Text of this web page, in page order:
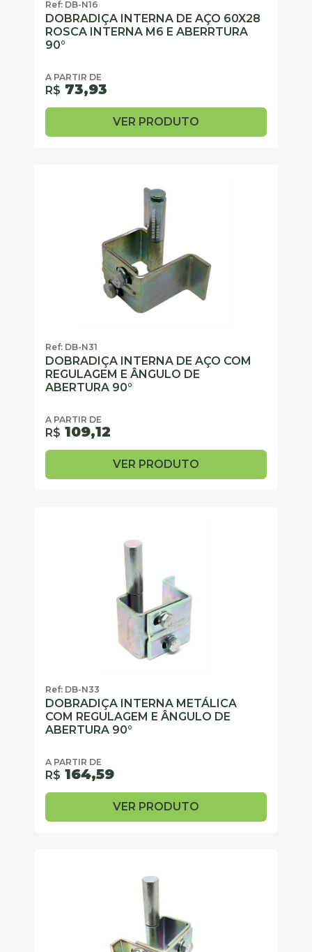
Ref: DB-N16
DOBRADIÇA INTERNA DE AÇO 60X28
ROSCA INTERNA M6 E ABERRTURA
90°
A PARTIR DE
R$ 73,93
VER PRODUTO
Ref: DB-N31
DOBRADIÇA INTERNA DE AÇO COM
REGULAGEM E ÂNGULO DE
ABERTURA 90°
A PARTIR DE
R$ 109,12
VER PRODUTO
Ref: DB-N33
DOBRADIÇA INTERNA METÁLICA
COM REGULAGEM E ÂNGULO DE
ABERTURA 90°
A PARTIR DE
R$ 164,59
VER PRODUTO